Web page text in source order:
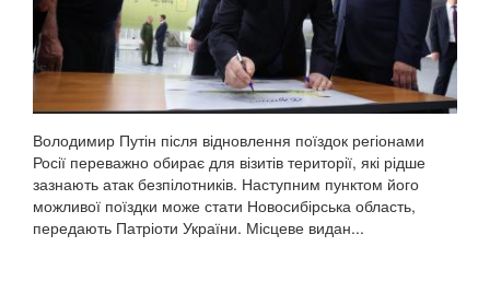
Володимир Путін після відновлення поїздок регіонами
Росії переважно обирає для візитів території, які рідше
зазнають атак безпілотників. Наступним пунктом його
можливої поїздки може стати Новосибірська область,
передають Патріоти України. Місцеве видан...